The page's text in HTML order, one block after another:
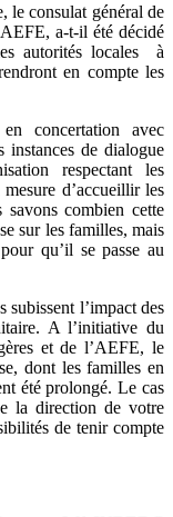
le consulat général de
a-t-il été décidé
autorités locales à
en compte les
concertation avec
instances de dialogue
respectant les
d’accueillir les
combien cette
sur les familles, mais
qu’il se passe au
subissent l’impact des
A l’initiative du
et de l’AEFE, le
dont les familles en
été prolongé. Le cas
la direction de votre
de tenir compte